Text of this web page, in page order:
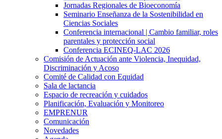
Jornadas Regionales de Bioeconomía
Seminario Enseñanza de la Sostenibilidad en
Ciencias Sociales
Conferencia internacional | Cambio familiar, roles
parentales y protección social
Conferencia ECINEQ-LAC 2026
Comisión de Actuación ante Violencia, Inequidad,
Discriminación y Acoso
Comité de Calidad con Equidad
Sala de lactancia
Espacio de recreación y cuidados
Planificación, Evaluación y Monitoreo
EMPRENUR
Comunicación
Novedades